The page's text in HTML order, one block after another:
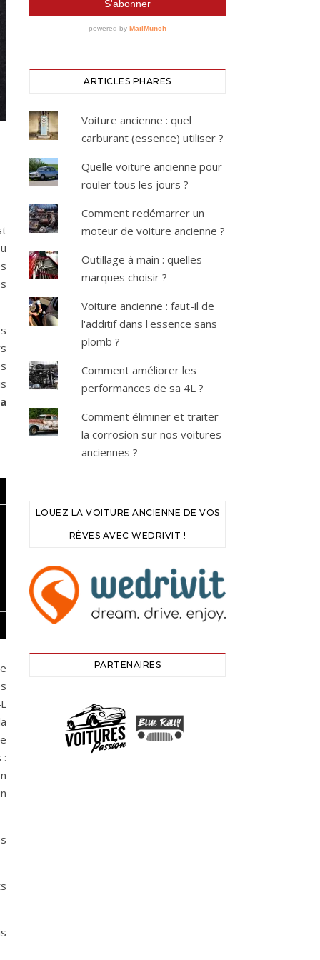
:
ARTICLES PHARES
Voiture ancienne : quel
carburant (essence) utiliser ?
Quelle voiture ancienne pour
rouler tous les jours ?
Comment redémarrer un
moteur de voiture ancienne ?
Outillage à main : quelles
marques choisir ?
Voiture ancienne : faut-il de
l'additif dans l'essence sans
plomb ?
Comment améliorer les
performances de sa 4L ?
Comment éliminer et traiter
la corrosion sur nos voitures
anciennes ?
LOUEZ LA VOITURE ANCIENNE DE VOS
RÊVES AVEC WEDRIVIT !
PARTENAIRES